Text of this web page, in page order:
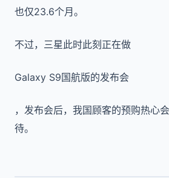
也仅23.6个月。
不过，三星此时此刻正在做
Galaxy S9国航版的发布会
，发布会后，我国顾客的预购热心
待。